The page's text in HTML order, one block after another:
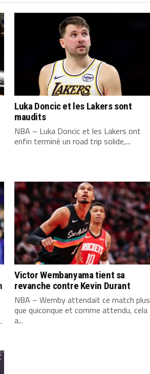
Luka Doncic et les Lakers sont
maudits
NBA – Luka Doncic et les Lakers ont
enfin terminé un road trip solide,...
Victor Wembanyama tient sa
revanche contre Kevin Durant
NBA – Wemby attendait ce match plus
que quiconque et comme attendu, cela
a...